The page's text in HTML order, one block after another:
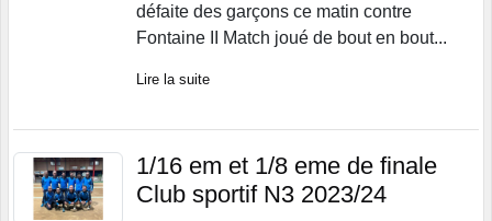
défaite des garçons ce matin contre
Fontaine II Match joué de bout en bout...
Lire la suite
1/16 em et 1/8 eme de finale
Club sportif N3 2023/24